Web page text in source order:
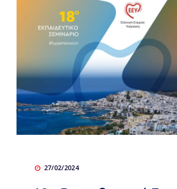
27/02/2024